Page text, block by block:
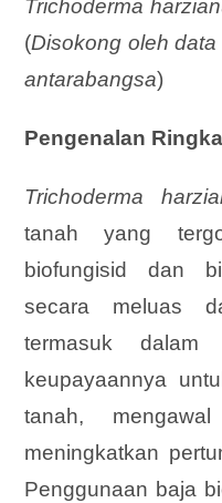
Trichoderma
(Disokong oleh
antarabangsa)
Pengenalan
Trichoderma
tanah yang
biofungisid dan
secara meluas
termasuk dalam
keupayaannya
tanah,
meningkatkan
Penggunaan baja